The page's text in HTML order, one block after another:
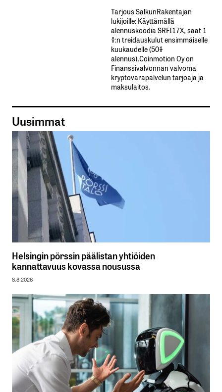
Tarjous SalkunRakentajan
lukijoille: Käyttämällä​ ​
alennuskoodia​ ​SRFI17X,​ ​saat​ ​1
%:n treidauskulut​ ​ensimmäiselle​ ​
kuukaudelle​ ​(50%​ ​
alennus).Coinmotion Oy on
Finanssivalvonnan valvoma
kryptovarapalvelun tarjoaja ja
maksulaitos.
Uusimmat
Helsingin pörssin päälistan yhtiöiden
kannattavuus kovassa nousussa
8.8.2026